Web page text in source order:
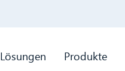
Lösungen Produkte